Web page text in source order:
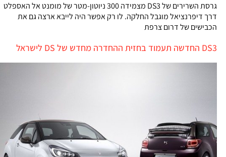
גרסת השרירים של DS3 מצמידה 300 ניוטון-מטר של מומנט אל האספלט
דרך דיפרנציאל מוגבל החלקה. לו רק אפשר היה לייבא ארצה גם את
הכבישים של דרום צרפת
DS3 החדשה תעמוד בחזית ההחדרה מחדש של DS לישראל